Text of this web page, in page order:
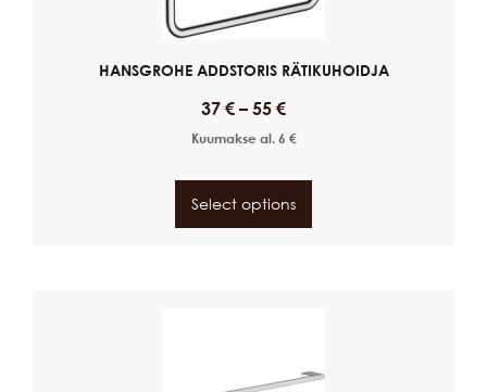
HANSGROHE ADDSTORIS RÄTIKUHOIDJA
37 € – 55 €
Kuumakse al. 6 €
Select options